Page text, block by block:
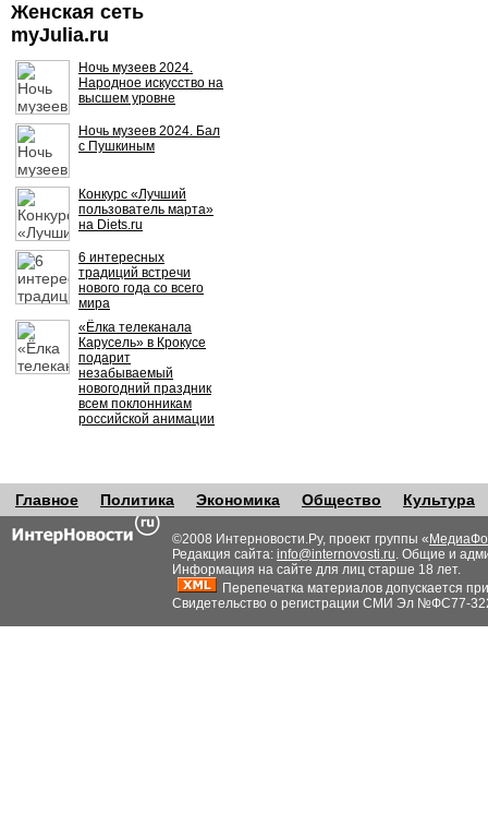
Женская сеть
myJulia.ru
Ночь музеев 2024.
Народное искусство на
высшем уровне
Ночь музеев 2024. Бал
с Пушкиным
Конкурс «Лучший
пользователь марта»
на Diets.ru
6 интересных
традиций встречи
нового года со всего
мира
«Ёлка телеканала
Карусель» в Крокусе
подарит
незабываемый
новогодний праздник
всем поклонникам
российской анимации
Главное Политика Экономика Общество Культура
©2008 Интерновости.Ру, проект группы «
Редакция сайта: info@internovosti.ru. Общие и
Информация на сайте для лиц старше 18 лет.
Перепечатка материалов допускается
Свидетельство о регистрации СМИ Эл №ФС77-